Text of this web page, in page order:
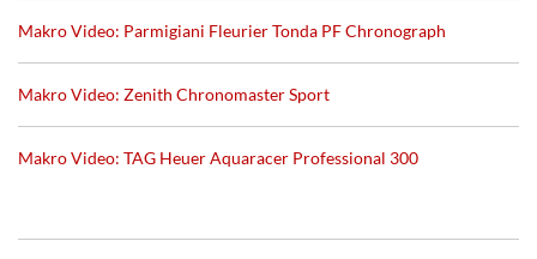
Makro Video: Parmigiani Fleurier Tonda PF Chronograph
Makro Video: Zenith Chronomaster Sport
Makro Video: TAG Heuer Aquaracer Professional 300